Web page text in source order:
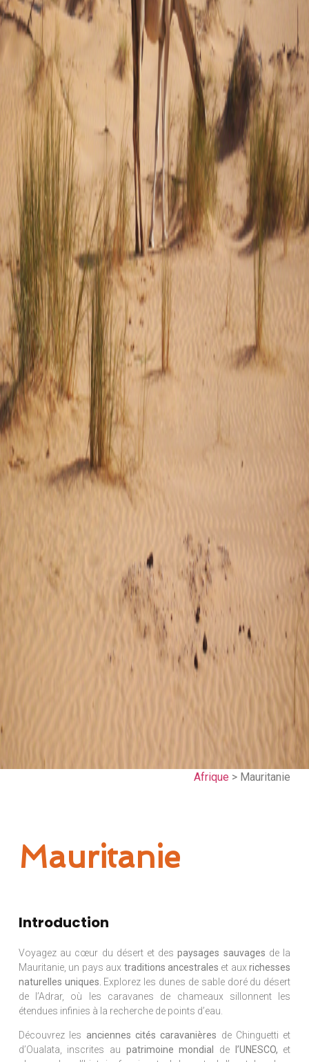
Afrique > Mauritanie
Mauritanie
Introduction
Voyagez au cœur du désert et despaysages sauvages de la
Mauritanie, un pays aux traditions ancestrales et auxrichesses
naturelles uniques. Explorez les dunes de sable doré du désert
de l’Adrar, où les caravanes de chameaux sillonnent les
étendues infinies à la recherche de points d’eau.
Découvrez les anciennes cités caravanières de Chinguetti et
d’Oualata, inscrites au patrimoine mondial de l’UNESCO, et